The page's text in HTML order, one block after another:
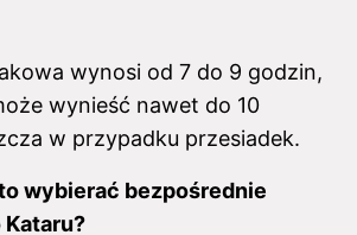
wynosi od 7 do 9 godzin,
wynieść nawet do 10
w przypadku przesiadek.
wybierać bezpośrednie
Kataru?